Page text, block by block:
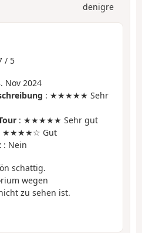
denigre
/ 5
Nov 2024
: ★★★★★ Sehr
: ★★★★★ Sehr gut
★★★★☆ Gut
: Nein
schattig.
wegen
zu sehen ist.